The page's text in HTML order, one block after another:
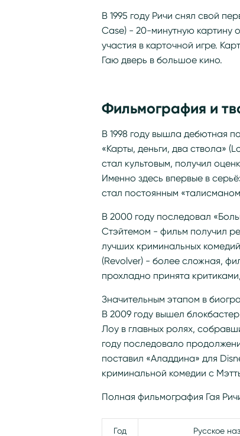
В 1995 году Ричи снял свой
Case) - 20-минутную картину
участия в карточной игре.
Гаю дверь в большое кино.
Фильмография и
В 1998 году вышла дебютная
«Карты, деньги, два ствола»
стал культовым, получил
Именно здесь впервые в
стал постоянным
В 2000 году последовал
Стэйтемом - фильм получил
лучших криминальных
(Revolver) - более сложная,
прохладно принята
Значительным этапом в
В 2009 году вышел
Лоу в главных ролях,
году последовало
поставил «Аладдина» для
криминальной комедии с
Полная фильмография Гая
Год Русское